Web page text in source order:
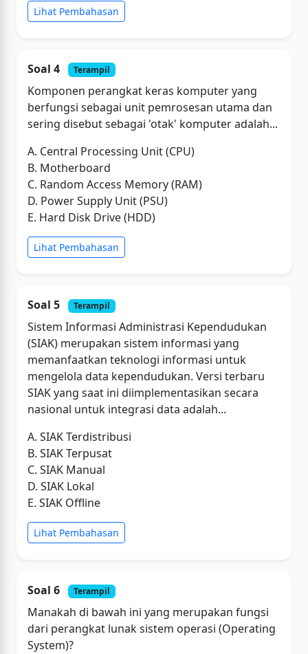
Lihat Pembahasan
Soal 4 Terampil
Komponen perangkat keras komputer yang
berfungsi sebagai unit pemrosesan utama dan
sering disebut sebagai 'otak' komputer adalah...
A. Central Processing Unit (CPU)
B. Motherboard
C. Random Access Memory (RAM)
D. Power Supply Unit (PSU)
E. Hard Disk Drive (HDD)
Lihat Pembahasan
Soal 5 Terampil
Sistem Informasi Administrasi Kependudukan
(SIAK) merupakan sistem informasi yang
memanfaatkan teknologi informasi untuk
mengelola data kependudukan. Versi terbaru
SIAK yang saat ini diimplementasikan secara
nasional untuk integrasi data adalah...
A. SIAK Terdistribusi
B. SIAK Terpusat
C. SIAK Manual
D. SIAK Lokal
E. SIAK Offline
Lihat Pembahasan
Soal 6 Terampil
Manakah di bawah ini yang merupakan fungsi
dari perangkat lunak sistem operasi (Operating
System)?